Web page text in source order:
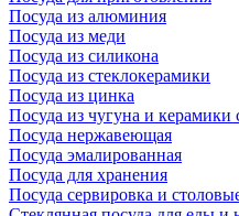
Посуда из алюминия
Посуда из меди
Посуда из силикона
Посуда из стеклокерамики
Посуда из цинка
Посуда из чугуна и
Посуда нержавеющая
Посуда эмалированная
Посуда для хранения
Посуда сервировка и